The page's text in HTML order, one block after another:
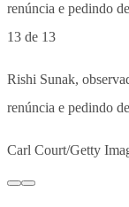
13 de 13
Rishi Sunak,
renúncia e pedindo
Carl Court/Getty